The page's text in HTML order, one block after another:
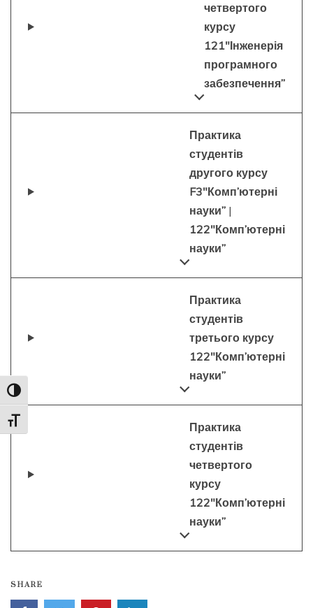
Toggle High Contrast
Toggle Font size
четвертого
курсу
121″Інженерія
програмного
забезпечення”
Практика
студентів
другого курсу
F3″Комп’ютерні
науки” |
122″Комп’ютерні
науки”
Практика
студентів
третього курсу
122″Комп’ютерні
науки”
Практика
студентів
четвертого
курсу
122″Комп’ютерні
науки”
SHARE